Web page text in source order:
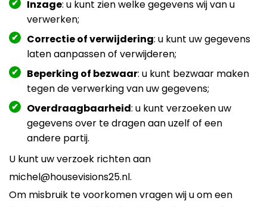
Inzage: u kunt zien welke gegevens wij van u
verwerken;
Correctie of verwijdering: u kunt uw gegevens
laten aanpassen of verwijderen;
Beperking of bezwaar: u kunt bezwaar maken
tegen de verwerking van uw gegevens;
Overdraagbaarheid: u kunt verzoeken uw
gegevens over te dragen aan uzelf of een
andere partij.
U kunt uw verzoek richten aan
michel@housevisions25.nl.
Om misbruik te voorkomen vragen wij u om een